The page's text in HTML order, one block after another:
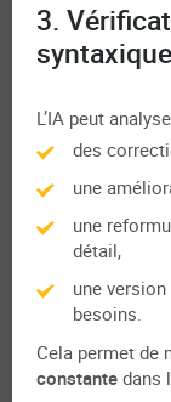
3.
L’IA peut
des
une
une
détail,
une
besoins.
Cela permet de
constante dans